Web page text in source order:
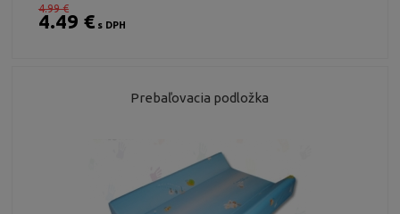
4.99 €
4.49 €s DPH
Prebaľovacia podložka